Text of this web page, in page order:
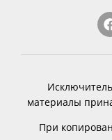
материалы
При